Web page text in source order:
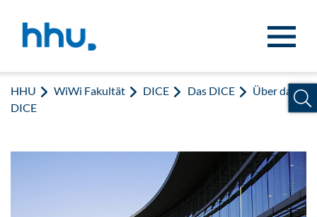
HHU WiWi Fakultät DICE Das DICE
Über das
DICE